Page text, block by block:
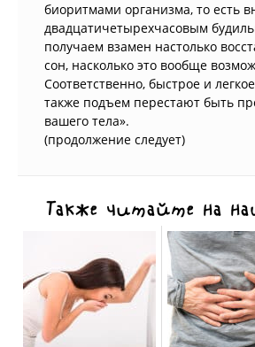
биоритмами организма, то есть
двадцатичетырехчасовым
получаем взамен настолько
сон, насколько это вообще
Соответственно, быстрое и
также подъем перестают быть
вашего тела».
(продолжение следует)
Также читайте на